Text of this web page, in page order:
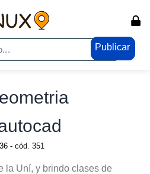
Publicar
- cód. 351
la Uní, y brindo clases de